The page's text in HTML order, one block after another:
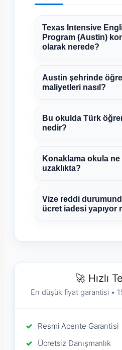
Texas Intensive
Program (Austin)
olarak nerede?
Austin şehrinde
maliyetleri nasıl?
Bu okulda Türk
nedir?
Konaklama okula
uzaklıkta?
Vize reddi
ücret iadesi yapıyor
🚀 Hızlı
En düşük fiyat garantisi •
Resmi Acente Garantisi
Ücretsiz Danışmanlık